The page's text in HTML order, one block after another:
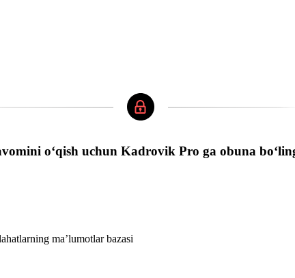
oʻqish uchun Kadrovik Pro ga obuna
ma’lumotlar bazasi